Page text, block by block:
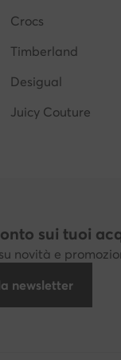
Crocs
Timberland
Desigual
Juicy Couture
sui tuoi
novità e
newsletter